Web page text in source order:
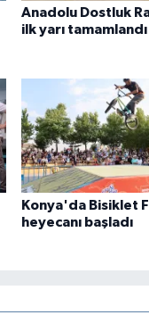
Anadolu Dostluk
ilk yarı tamamlandı
Konya'da Bisiklet
heyecanı başladı